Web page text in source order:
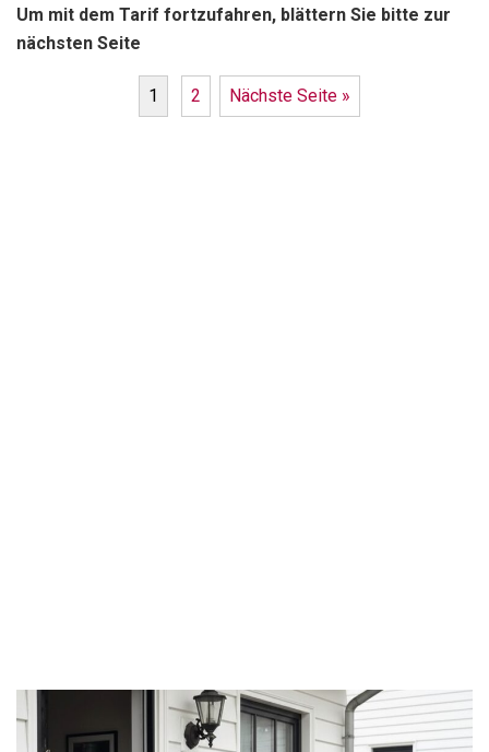
Um mit dem Tarif fortzufahren, blättern Sie bitte zur
nächsten Seite
1 2 Nächste Seite »